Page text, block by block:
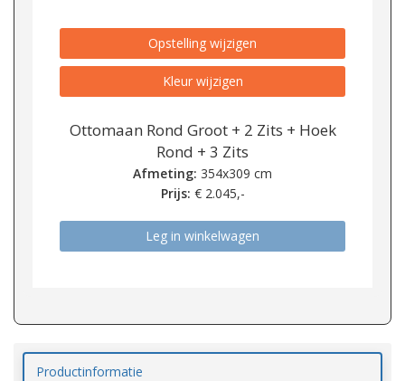
Opstelling wijzigen
Kleur wijzigen
Ottomaan Rond Groot + 2 Zits + Hoek
Rond + 3 Zits
Afmeting: 354x309 cm
Prijs: € 2.045,-
Leg in winkelwagen
Productinformatie